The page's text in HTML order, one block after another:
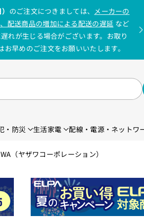
のご注文につきましては、
メーカーの
配送商品の増加による配送の遅延 など
れが生じる場合がございます。お取り
早めのご注文をお願いいたします。
・防災 生活家電 配線・電源・ネットワ
（ヤザワコーポレーション）